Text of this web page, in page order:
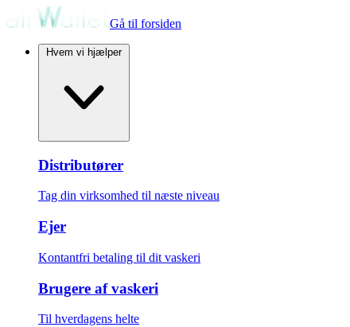
Gå til forsiden
Hvem vi hjælper
Distributører
Tag din virksomhed til næste niveau
Ejer
Kontantfri betaling til dit vaskeri
Brugere af vaskeri
Til hverdagens helte